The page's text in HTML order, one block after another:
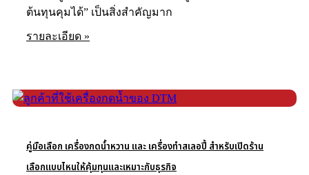
ต้นทุนคุมได้” เป็นสิ่งสำคัญมาก
รายละเอียด »
คู่มือเลือก เครื่องกดน้ำหวาน และ เครื่องทำสเลอปี้ สำหรับเปิดร้าน
เลือกแบบไหนให้คุ้มทุนและเหมาะกับธุรกิจ